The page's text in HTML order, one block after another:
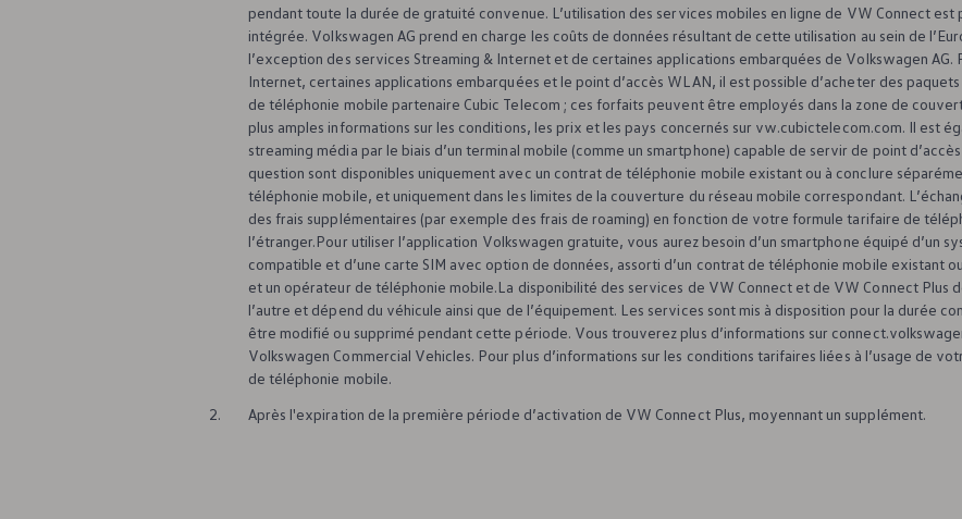
Conducteurs & Propriétaires
Déclarations de conformité et déclarations des composants
Action de rappel des airbags
Contrôle technique
Contrat de service weCare
Huile moteur et liquides
Services numériques & applications Services
Connectivité et applications
pendant toute la durée de gratuité convenue. L’utilisation des services mobiles en ligne de VW Connect
intégrée. Volkswagen AG prend en charge les coûts de données résultant de cette utilisation au sein de
l’exception des services Streaming & Internet et de certaines applications embarquées de Volkswagen AG.
Internet, certaines applications embarquées et le point d’accès WLAN, il est possible d’acheter des
de téléphonie mobile partenaire Cubic Telecom ; ces forfaits peuvent être employés dans la zone de
plus amples informations sur les conditions, les prix et les pays concernés sur vw.cubictelecom.com. Il est
streaming média par le biais d’un terminal mobile (comme un smartphone) capable de servir de point
question sont disponibles uniquement avec un contrat de téléphonie mobile existant ou à conclure
téléphonie mobile, et uniquement dans les limites de la couverture du réseau mobile correspondant.
des frais supplémentaires (par exemple des frais de roaming) en fonction de votre formule tarifaire de
l’étranger.Pour utiliser l’application Volkswagen gratuite, vous aurez besoin d’un smartphone équipé d’un
compatible et d’une carte SIM avec option de données, assorti d’un contrat de téléphonie mobile existant
et un opérateur de téléphonie mobile.La disponibilité des services de VW Connect et de VW Connect Plus
l’autre et dépend du véhicule ainsi que de l’équipement. Les services sont mis à disposition pour la durée
être modifié ou supprimé pendant cette période. Vous trouverez plus d’informations sur
Volkswagen Commercial Vehicles. Pour plus d’informations sur les conditions tarifaires liées à l’usage de
de téléphonie mobile.
2.
Après l'expiration de la première période d’activation de VW Connect Plus, moyennant un supplément.